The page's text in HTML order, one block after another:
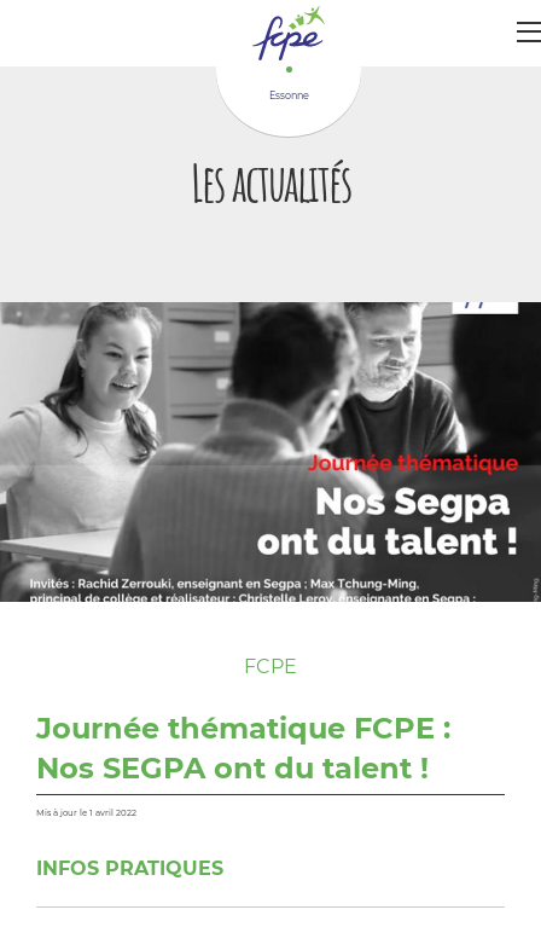
Essonne
Les actualités
FCPE
Journée thématique FCPE :
Nos SEGPA ont du talent !
Mis à jour le 1 avril 2022
INFOS PRATIQUES
Panneau de gestion des cookies